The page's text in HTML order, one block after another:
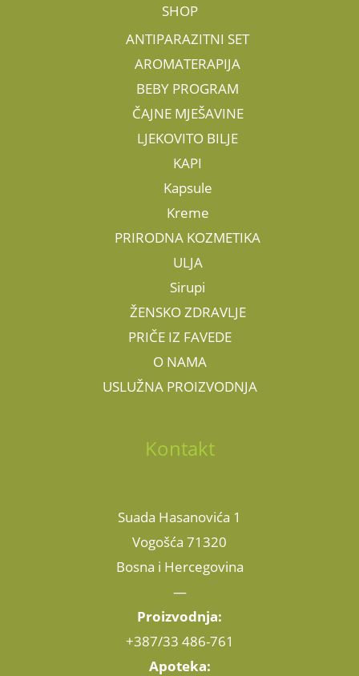
SHOP
ANTIPARAZITNI SET
AROMATERAPIJA
BEBY PROGRAM
ČAJNE MJEŠAVINE
LJEKOVITO BILJE
KAPI
Kapsule
Kreme
PRIRODNA KOZMETIKA
ULJA
Sirupi
ŽENSKO ZDRAVLJE
PRIČE IZ FAVEDE
O NAMA
USLUŽNA PROIZVODNJA
Kontakt
Suada Hasanovića 1
Vogošća 71320
Bosna i Hercegovina
—
Proizvodnja:
+387/33 486-761
Apoteka: